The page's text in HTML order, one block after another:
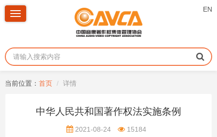
EN
Toggle
当前位置： 首页 详情
中华人民共和国著作权法实施条例
2021-08-24 15184